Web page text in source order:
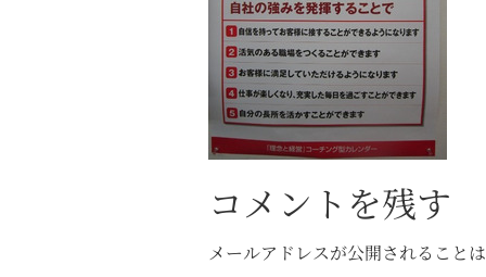
コメントを残す
メールアドレスが公開されること